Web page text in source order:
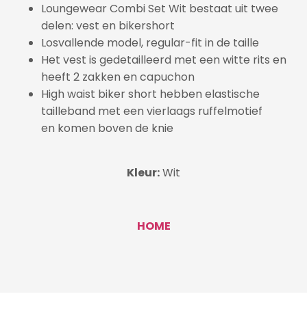
Loungewear Combi Set Wit bestaat uit twee
delen: vest en bikershort
Losvallende model, regular-fit in de taille
Het vest is gedetailleerd met een witte rits en
heeft 2 zakken en capuchon
High waist biker short hebben elastische
tailleband met een vierlaags ruffelmotief
en komen boven de knie
Kleur:Wit
HOME